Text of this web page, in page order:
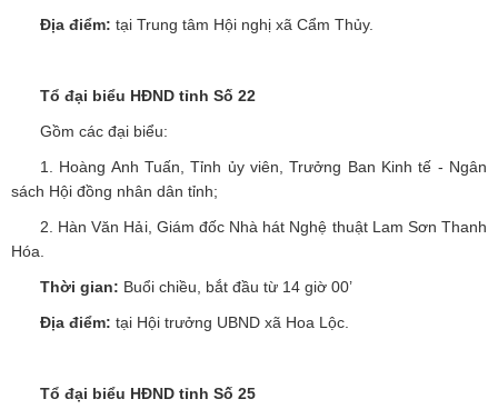
Địa điểm: tại Trung tâm Hội nghị xã Cẩm Thủy.
Tổ đại biểu HĐND tỉnh Số 22
Gồm các đại biểu:
1. Hoàng Anh Tuấn, Tỉnh ủy viên, Trưởng Ban Kinh tế - Ngân
sách Hội đồng nhân dân tỉnh;
2. Hàn Văn Hải, Giám đốc Nhà hát Nghệ thuật Lam Sơn Thanh
Hóa.
Thời gian: Buổi chiều, bắt đầu từ 14 giờ 00’
Địa điểm: tại Hội trưởng UBND xã Hoa Lộc.
Tổ đại biểu HĐND tỉnh Số 25